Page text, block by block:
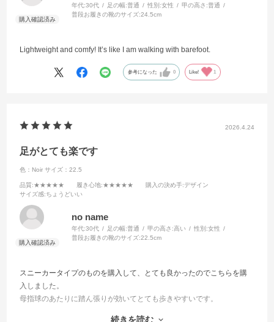
年代:30代 足の幅:普通 性別:女性 甲の高さ:普通
普段お履きの靴のサイズ:24.5cm
Lightweight and comfy! It’s like I am walking with barefoot.
参考になった 0 Like! 1
2026.4.24
足がとても楽です
色：Noir サイズ：22.5
品質:★★★★★ 履き心地:★★★★★ 購入の決め手:デザイン
サイズ感:ちょうどいい
no name
年代:30代 足の幅:普通 甲の高さ:高い 性別:女性
普段お履きの靴のサイズ:22.5cm
スニーカータイプのものを購入して、とても良かったのでこちらを購
入しました。
母指球のあたりに踏ん張りが効いてとても歩きやすいです。
続きを読む